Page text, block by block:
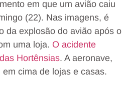
em que um avião caiu
(22). Nas imagens, é
da explosão do avião após o
uma loja. O acidente
Hortênsias. A aeronave,
cima de lojas e casas.